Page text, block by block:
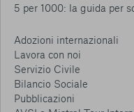
5 per 1000: la guida per
Adozioni internazionali
Lavora con noi
Servizio Civile
Bilancio Sociale
Pubblicazioni